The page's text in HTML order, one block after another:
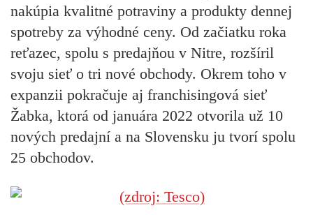
nakúpia kvalitné potraviny a produkty dennej
spotreby za výhodné ceny. Od začiatku roka
reťazec, spolu s predajňou v Nitre, rozšíril
svoju sieť o tri nové obchody. Okrem toho v
expanzii pokračuje aj franchisingová sieť
Žabka, ktorá od januára 2022 otvorila už 10
nových predajní a na Slovensku ju tvorí spolu
25 obchodov.